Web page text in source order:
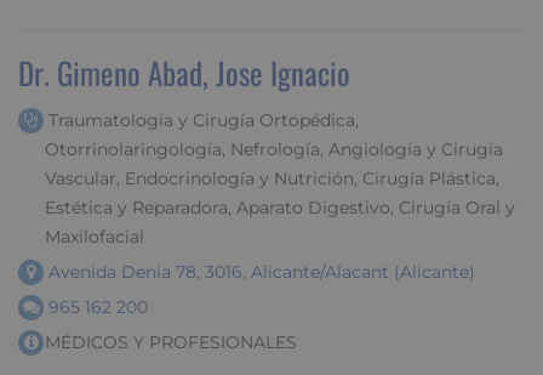
Dr. Gimeno Abad, Jose Ignacio
Traumatología y Cirugía Ortopédica,
Otorrinolaringología, Nefrología, Angiología y Cirugía
Vascular, Endocrinología y Nutrición, Cirugía Plástica,
Estética y Reparadora, Aparato Digestivo, Cirugía Oral y
Maxilofacial
Avenida Denia 78, 3016, Alicante/Alacant (Alicante)
965 162 200
MÉDICOS Y PROFESIONALES